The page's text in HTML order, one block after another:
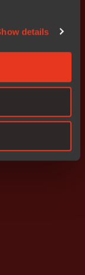
details
발 지원
드립니